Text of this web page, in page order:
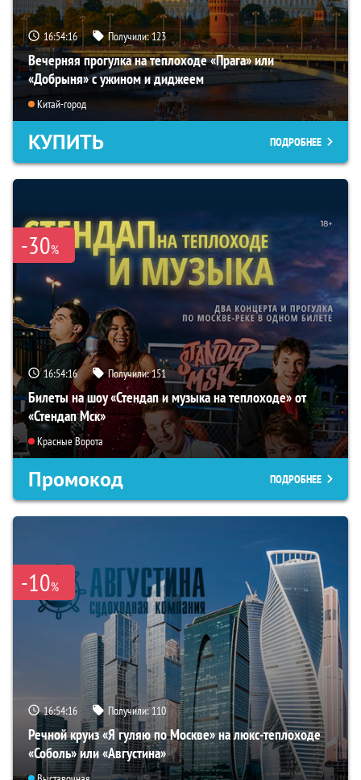
16:54:14 Получили:123
Вечерняя прогулка на теплоходе «Прага» или
«Добрыня» с ужином и диджеем
Китай-город
КУПИТЬ ПОДРОБНЕЕ
-30%
16:54:14 Получили:151
Билеты на шоу «Стендап и музыка на теплоходе» от
«Стендап Мск»
Красные Ворота
Промокод ПОДРОБНЕЕ
-10%
16:54:14 Получили:110
Речной круиз «Я гуляю по Москве» на люкс-теплоходе
«Соболь» или «Августина»